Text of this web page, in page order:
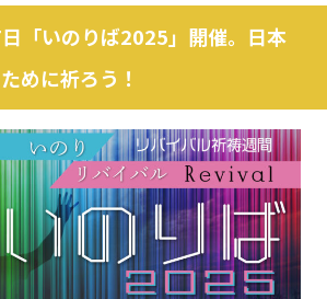
「いのりば2025」開催。日本
めに祈ろう！